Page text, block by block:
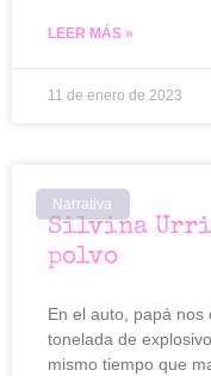
LEER MÁS »
11 de enero de 2023
Narrativa
Silvina
polvo
En el auto, papá nos
tonelada de
mismo tiempo que